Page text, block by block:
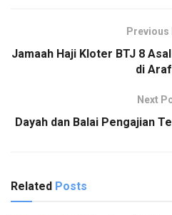
Previous
Jamaah Haji Kloter BTJ 8
di
Next
Dayah dan Balai Pengajian
Related Posts